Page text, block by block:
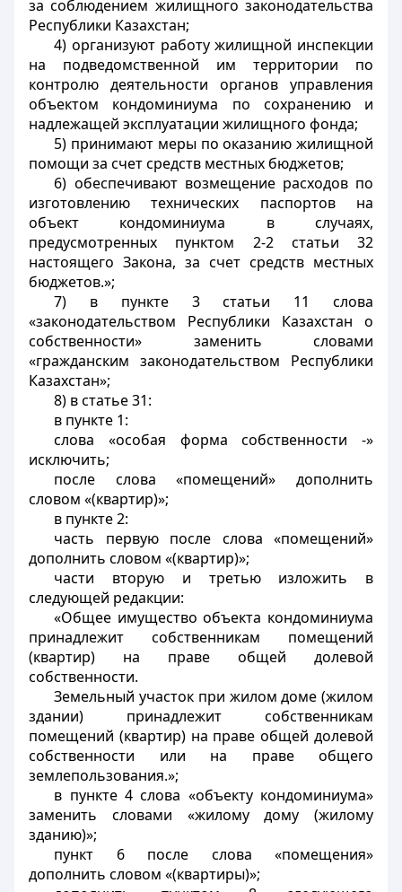
за соблюдением жилищного законодательства
Республики Казахстан;
4) организуют работу жилищной инспекции
на подведомственной им территории по
контролю деятельности органов управления
объектом кондоминиума по сохранению и
надлежащей эксплуатации жилищного фонда;
5) принимают меры по оказанию жилищной
помощи за счет средств местных бюджетов;
6) обеспечивают возмещение расходов по
изготовлению технических паспортов на
объект кондоминиума в случаях,
предусмотренных пунктом 2-2 статьи 32
настоящего Закона, за счет средств местных
бюджетов.»;
7) в пункте 3 статьи 11 слова
«законодательством Республики Казахстан о
собственности» заменить словами
«гражданским законодательством Республики
Казахстан»;
8) в статье 31:
в пункте 1:
слова «особая форма собственности -»
исключить;
после слова «помещений» дополнить
словом «(квартир)»;
в пункте 2:
часть первую после слова «помещений»
дополнить словом «(квартир)»;
части вторую и третью изложить в
следующей редакции:
«Общее имущество объекта кондоминиума
принадлежит собственникам помещений
(квартир) на праве общей долевой
собственности.
Земельный участок при жилом доме (жилом
здании) принадлежит собственникам
помещений (квартир) на праве общей долевой
собственности или на праве общего
землепользования.»;
в пункте 4 слова «объекту кондоминиума»
заменить словами «жилому дому (жилому
зданию)»;
пункт 6 после слова «помещения»
дополнить словом «(квартиры)»;